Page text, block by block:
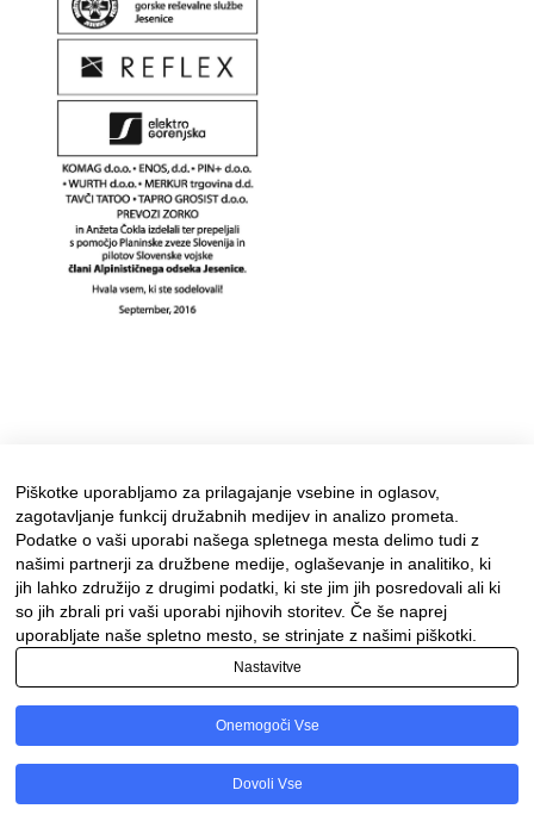
FacebookInstagram
Ponosno uporablja tehnologijo WordPress
Piškotke uporabljamo za prilagajanje vsebine in oglasov,
zagotavljanje funkcij družabnih medijev in analizo prometa.
Podatke o vaši uporabi našega spletnega mesta delimo tudi z
našimi partnerji za družbene medije, oglaševanje in analitiko, ki
jih lahko združijo z drugimi podatki, ki ste jim jih posredovali ali ki
so jih zbrali pri vaši uporabi njihovih storitev. Če še naprej
uporabljate naše spletno mesto, se strinjate z našimi piškotki.
Nastavitve
Onemogoči Vse
Dovoli Vse